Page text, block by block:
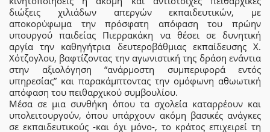
διώξεις χιλιάδων απεργών εκπαιδευτικών, με
αποκορύφωμα την πρόσφατη απόφαση του πρώην
υπουργού παιδείας Πιερρακάκη να θέσει σε δυνητική
αργία την καθηγήτρια δευτεροβάθμιας εκπαίδευσης Χ.
Χότζογλου, βαφτίζοντας την αγωνιστική της δράση ενάντια
στην αξιολόγηση “ανάρμοστη συμπεριφορά εντός
υπηρεσίας” και παρακάμπτοντας την ομόφωνη αθωωτική
απόφαση του πειθαρχικού συμβουλίου.
Μέσα σε μια συνθήκη όπου τα σχολεία καταρρέουν και
υπολειτουργούν, όπου υπάρχουν ακόμη βασικές ανάγκες
σε εκπαιδευτικούς -και όχι μόνο-, το κράτος επιχειρεί τη